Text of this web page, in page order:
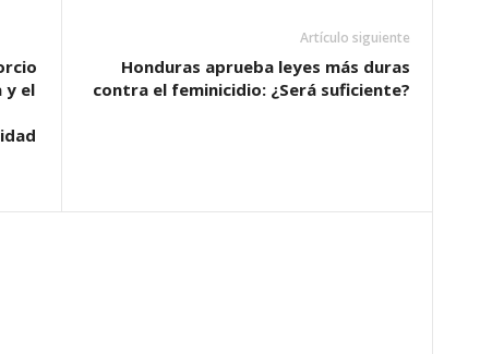
y el
Artículo siguiente
Honduras aprueba leyes más duras
contra el feminicidio: ¿Será suficiente?